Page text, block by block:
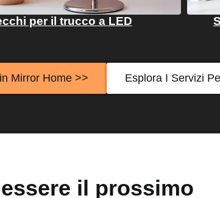
per il trucco a LED
Mirror Home >> Esplora I Servizi
il prossimo